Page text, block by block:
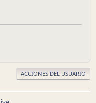
ACCIONES DEL USUARIO